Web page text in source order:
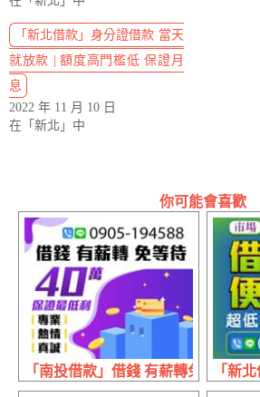
「新北借款」身分證借款 當天
就放款 | 額度高門檻低 保證月
息
2022 年 11 月 10 日
在「新北」中
你可能會喜歡
「南投借款」借錢 有薪轉免等待 |
「新